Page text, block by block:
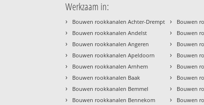
Werkzaam in:
› Bouwen rookkanalen Achter-Drempt
› Bouwen rookkanalen Andelst
› Bouwen rookkanalen Angeren
› Bouwen rookkanalen Apeldoorn
› Bouwen rookkanalen Arnhem
› Bouwen rookkanalen Baak
› Bouwen rookkanalen Bemmel
› Bouwen rookkanalen Bennekom
› Bouwen
› Bouwen
› Bouwen
› Bouwen
› Bouwen
› Bouwen
› Bouwen
› Bouwen